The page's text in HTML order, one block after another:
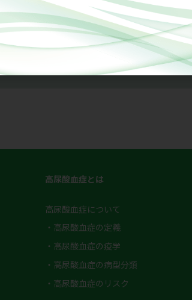
栄之助 先生
病院循環器内科部長​
高尿酸血症とは
高尿酸血症について
・高尿酸血症の定義
・高尿酸血症の疫学
・高尿酸血症の病型分類
・高尿酸血症のリスク